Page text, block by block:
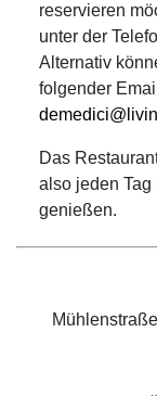
reservieren
unter der
Alternativ
folgender
Das
also jeden Tag
genießen.